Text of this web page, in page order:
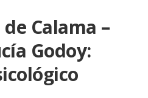
Calama –
Godoy: